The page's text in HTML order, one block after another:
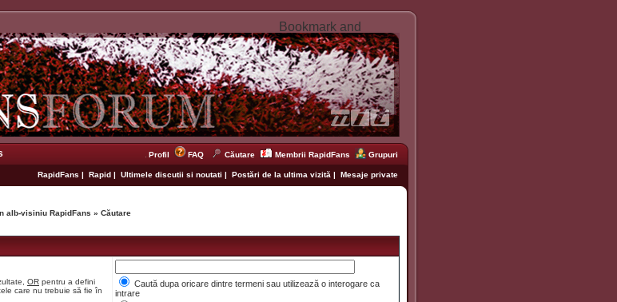
Profil FAQ Căutare Membrii RapidFans Grupuri
RapidFans | Rapid | Ultimele discutii si noutati | Postări de la ultima vizită | Mesaje private
alb-visiniu RapidFans » Căutare
OR pentru a defini
care nu trebuie să fie în
Caută dupa oricare dintre termeni sau utilizează o interogare ca
intrare